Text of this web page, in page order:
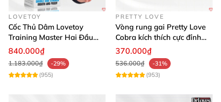
LOVETOY
Cốc Thủ Dâm Lovetoy
Training Master Hai Đầu
Siêu Thật, Tăng Khoái Cảm
840.000₫
1.183.000₫
-29%
(955)
PRETTY LOVE
Vòng rung gai Pretty Love
Cobra kích thích cực đỉnh
trải nghiệm
370.000₫
536.000₫
-31%
(953)